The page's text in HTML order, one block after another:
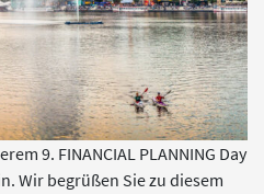
9. FINANCIAL PLANNING Day
Wir begrüßen Sie zu diesem